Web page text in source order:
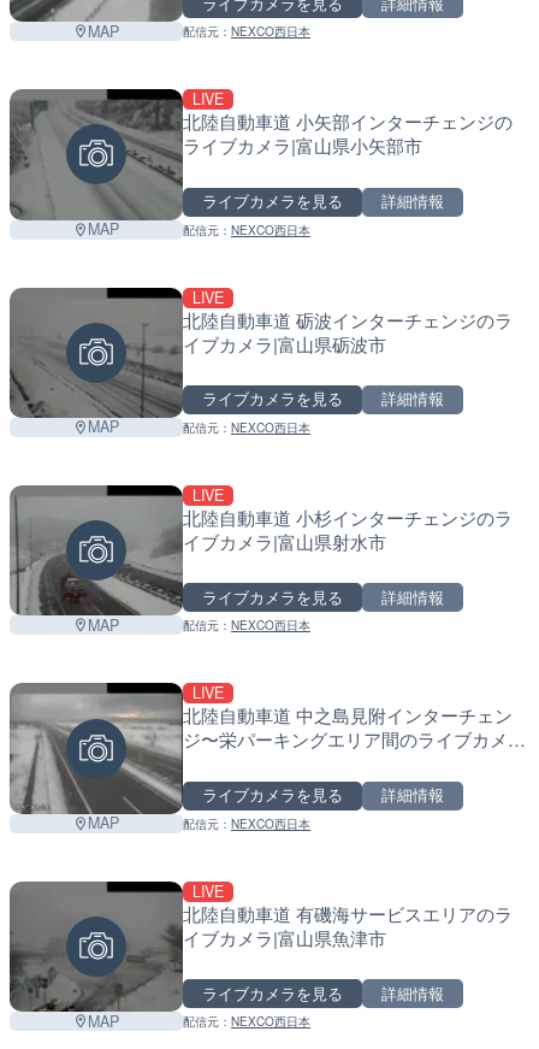
MAP 配信元： NEXCO西日本
MAP
LIVE
北陸自動車道 小矢部インターチェンジの
ライブカメラ|富山県小矢部市
ライブカメラを見る 詳細情報
配信元： NEXCO西日本
MAP
LIVE
北陸自動車道 砺波インターチェンジのラ
イブカメラ|富山県砺波市
ライブカメラを見る 詳細情報
配信元： NEXCO西日本
MAP
LIVE
北陸自動車道 小杉インターチェンジのラ
イブカメラ|富山県射水市
ライブカメラを見る 詳細情報
配信元： NEXCO西日本
MAP
LIVE
北陸自動車道 中之島見附インターチェン
ジ〜栄パーキングエリア間のライブカメ
ライブカメラを見る 詳細情報
配信元： NEXCO西日本
MAP
LIVE
北陸自動車道 有磯海サービスエリアのラ
イブカメラ|富山県魚津市
ライブカメラを見る 詳細情報
配信元： NEXCO西日本